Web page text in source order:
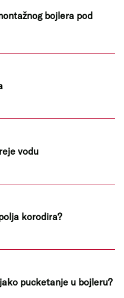
bojlera pod
vodu
korodira?
pucketanje u bojleru?